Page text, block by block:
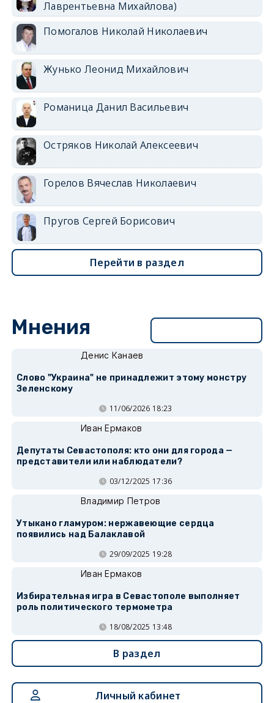
Лаврентьевна Михайлова)
Помогалов Николай Николаевич
Жунько Леонид Михайлович
Романица Данил Васильевич
Остряков Николай Алексеевич
Горелов Вячеслав Николаевич
Пругов Сергей Борисович
Перейти в раздел
Мнения
Денис Канаев
Слово "Украина" не принадлежит этому монстру
Зеленскому
11/06/2026 18:23
Иван Ермаков
Депутаты Севастополя: кто они для города —
представители или наблюдатели?
03/12/2025 17:36
Владимир Петров
Утыкано гламуром: нержавеющие сердца
появились над Балаклавой
29/09/2025 19:28
Иван Ермаков
Избирательная игра в Севастополе выполняет
роль политического термометра
18/08/2025 13:48
В раздел
Личный кабинет